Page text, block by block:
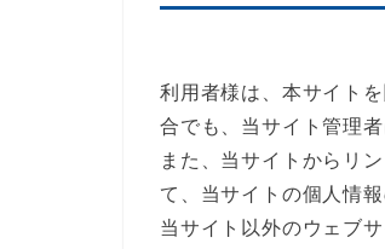
利用者様は、本サイト
合でも、当サイト管理
また、当サイトからリ
て、当サイトの個人情
当サイト以外のウェブ